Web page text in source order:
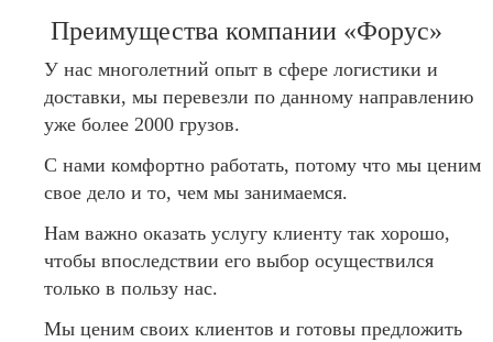
Преимущества компании «Форус»
У нас многолетний опыт в сфере логистики и
доставки, мы перевезли по данному направлению
уже более 2000 грузов.
С нами комфортно работать, потому что мы ценим
свое дело и то, чем мы занимаемся.
Нам важно оказать услугу клиенту так хорошо,
чтобы впоследствии его выбор осуществился
только в пользу нас.
Мы ценим своих клиентов и готовы предложить